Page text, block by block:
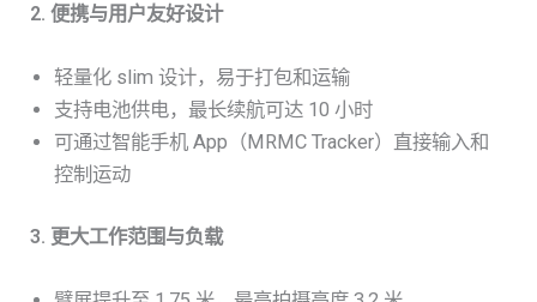
2. 便携与用户友好设计
轻量化 slim 设计，易于打包和运输
支持电池供电，最长续航可达 10 小时
可通过智能手机 App（MRMC Tracker）直接输入和
控制运动
3. 更大工作范围与负载